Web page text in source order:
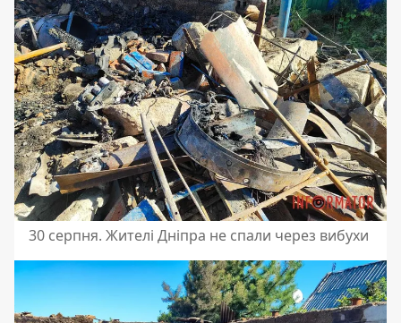
30 серпня. Жителі Дніпра не спали через вибухи